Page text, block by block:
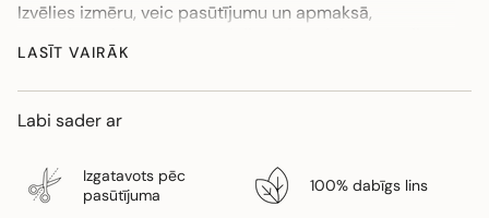
Izvēlies izmēru, veic pasūtījumu un apmaksā,
noskaidrot vai kāda krāsa un izmērs jau ir gatavs,
to norādīt komentāru sadaļā.
LASĪT VAIRĀK
Labi sader ar
Izgatavots pēc
pasūtījuma
100% dabīgs lins